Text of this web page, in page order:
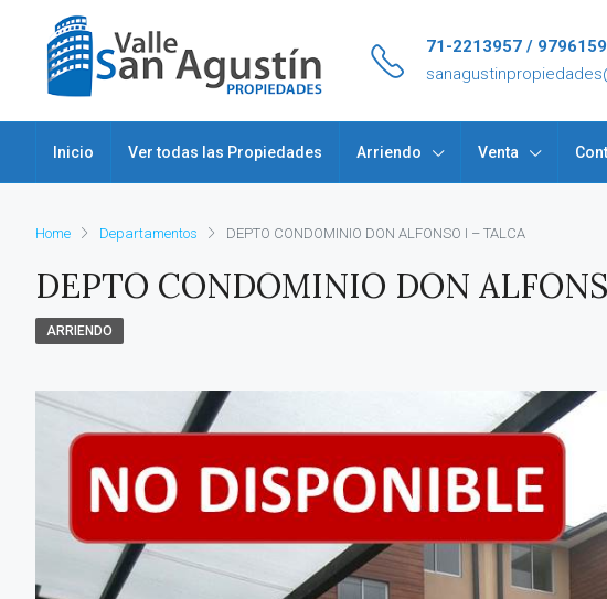
71-2213957 /
Inicio Ver todas las Propiedades Arriendo Venta
Home Departamentos DEPTO CONDOMINIO DON ALFONSO I – TALCA
DEPTO CONDOMINIO DON
ARRIENDO